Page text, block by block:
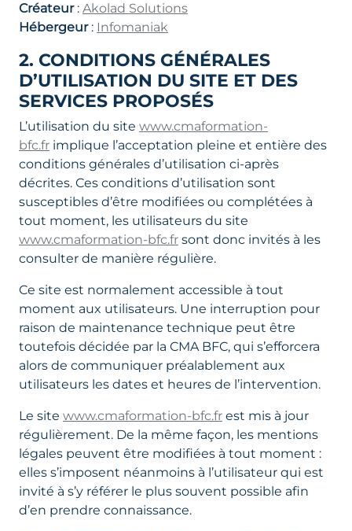
Créateur: Akolad Solutions
Hébergeur: Infomaniak
2. CONDITIONS GÉNÉRALES
D’UTILISATION DU SITE ET DES
SERVICES PROPOSÉS
L’utilisation du site www.cmaformation-
bfc.fr implique l’acceptation pleine et entière des
conditions générales d’utilisation ci-après
décrites. Ces conditions d’utilisation sont
susceptibles d’être modifiées ou complétées à
tout moment, les utilisateurs du site
www.cmaformation-bfc.fr sont donc invités à les
consulter de manière régulière.
Ce site est normalement accessible à tout
moment aux utilisateurs. Une interruption pour
raison de maintenance technique peut être
toutefois décidée par la CMA BFC, qui s’efforcera
alors de communiquer préalablement aux
utilisateurs les dates et heures de l’intervention.
Le site www.cmaformation-bfc.fr est mis à jour
régulièrement. De la même façon, les mentions
légales peuvent être modifiées à tout moment :
elles s’imposent néanmoins à l’utilisateur qui est
invité à s’y référer le plus souvent possible afin
d’en prendre connaissance.